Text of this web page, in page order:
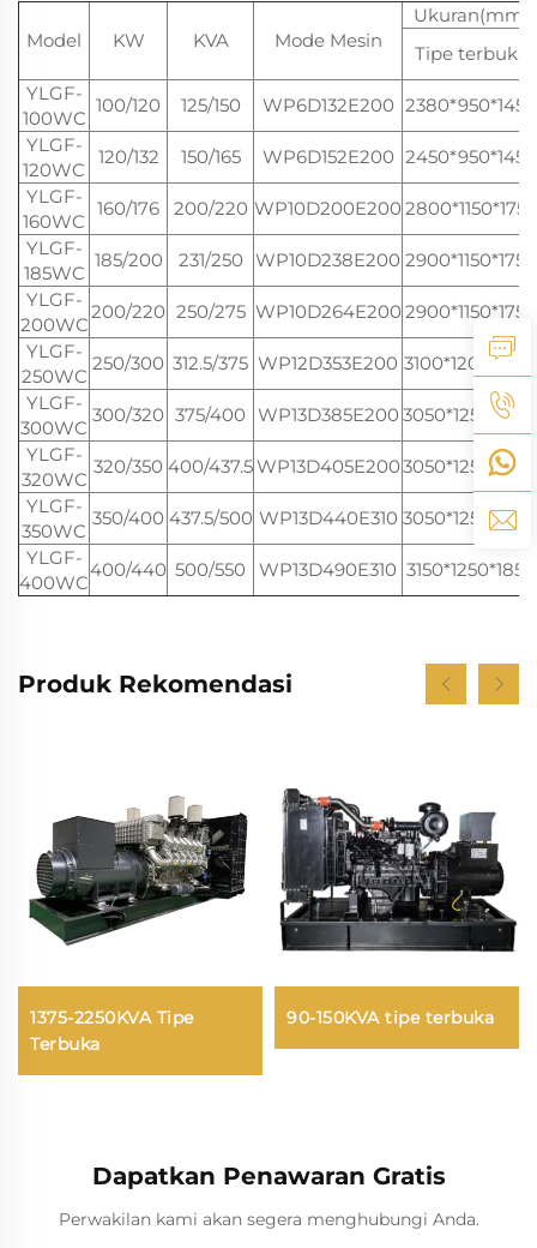
Model KW KVA Mode Mesin
Ukuran(mm)
Tipe terbuka
YLGF-
100WC
100/120 125/150 WP6D132E200 2380*950*1450
YLGF-
120WC
120/132 150/165 WP6D152E200 2450*950*1450
YLGF-
160WC
160/176 200/220 WP10D200E200 2800*1150*1750
YLGF-
185WC
185/200 231/250 WP10D238E200 2900*1150*1750
YLGF-
200WC
200/220 250/275 WP10D264E200 2900*1150*1750
YLGF-
250WC
250/300 312.5/375 WP12D353E200 3100*1200*1850
YLGF-
300WC
300/320 375/400 WP13D385E200
YLGF-
320WC
320/350 400/437.5WP13D405E200
YLGF-
350WC
350/400 437.5/500 WP13D440E310
YLGF-
400WC
400/440 500/550 WP13D490E310 3150*1250*1850
Produk Rekomendasi
1375-2250KVA Tipe
Terbuka
90-150KVA tipe terbuka
Dapatkan Penawaran Gratis
Perwakilan kami akan segera menghubungi Anda.